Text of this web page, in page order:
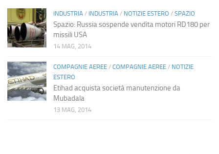
INDUSTRIA / INDUSTRIA / NOTIZIE ESTERO / SPAZIO
Spazio: Russia sospende vendita motori RD180 per
missili USA
14 MAG, 2014
COMPAGNIE AEREE / COMPAGNIE AEREE / NOTIZIE
ESTERO
Etihad acquista società manutenzione da
Mubadala
13 MAG, 2014